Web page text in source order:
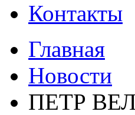
Контакты
Главная
Новости
ПЕТР